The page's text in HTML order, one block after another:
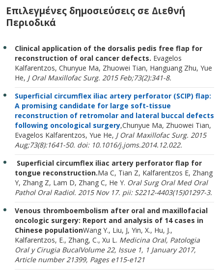
Επιλεγμένες δημοσιεύσεις σε Διεθνή
Περιοδικά
Clinical application of the dorsalis pedis free flap for
reconstruction of oral cancer defects. Evagelos
Kalfarentzos, Chunyue Ma, Zhuowei Tian, Hanguang Zhu, Yue
He, J Oral Maxillofac Surg. 2015 Feb;73(2):341-8.
Superficial circumflex iliac artery perforator (SCIP) flap:
A promising candidate for large soft-tissue
reconstruction of retromolar and lateral buccal defects
following oncological surgery,Chunyue Ma, Zhuowei Tian,
Evagelos Kalfarentzos, Yue He, J Oral Maxillofac Surg. 2015
Aug;73(8):1641-50. doi: 10.1016/j.joms.2014.12.022.
Superficial circumflex iliac artery perforator flap for
tongue reconstruction.Ma C, Tian Z, Kalfarentzos E, Zhang
Y, Zhang Z, Lam D, Zhang C, He Y. Oral Surg Oral Med Oral
Pathol Oral Radiol. 2015 Nov 17. pii: S2212-4403(15)01297-3.
Venous thromboembolism after oral and maxillofacial
oncologic surgery: Report and analysis of 14 cases in
Chinese populationWang Y., Liu, J, Yin, X., Hu, J.,
Kalfarentzos, E., Zhang, C., Xu L. Medicina Oral, Patologia
Oral y Cirugia BucalVolume 22, Issue 1, 1 January 2017,
Article number 21399, Pages e115-e121